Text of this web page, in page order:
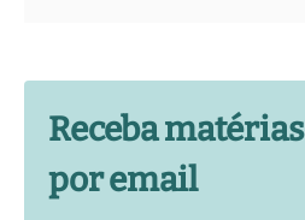
Receba matérias
por email